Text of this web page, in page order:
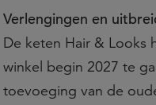
Verlengingen en
De keten Hair & Looks
winkel begin 2027 te
toevoeging van de